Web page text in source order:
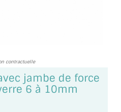
BRASSERIE
contractuelle
jambe de force
6 à 10mm